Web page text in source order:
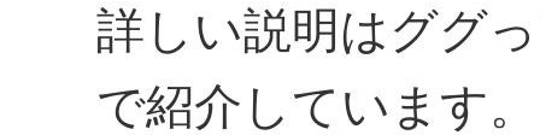
詳しい説明はググ
で紹介しています。